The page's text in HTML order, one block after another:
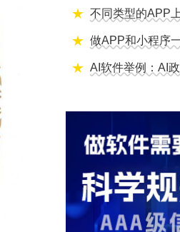
不同类型的APP
做APP和小程序
AI软件举例：AI